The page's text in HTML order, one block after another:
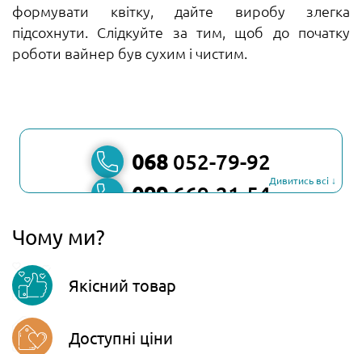
формувати квітку, дайте виробу злегка
підсохнути. Слідкуйте за тим, щоб до початку
роботи вайнер був сухим і чистим.
068 052-79-92
099669-21-54
Telegram
Дивитись всі ↓
Чому ми?
Якісний товар
Доступні ціни